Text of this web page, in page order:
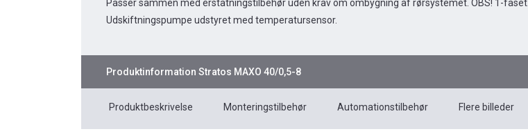
Passer sammen med erstatningstilbehør uden krav om ombygning af rørsystemet. OBS! 1-faset.
Udskiftningspumpe udstyret med temperatursensor.
Produktinformation Stratos MAXO 40/0,5-8
Produktbeskrivelse Monteringstilbehør Automationstilbehør Flere billeder